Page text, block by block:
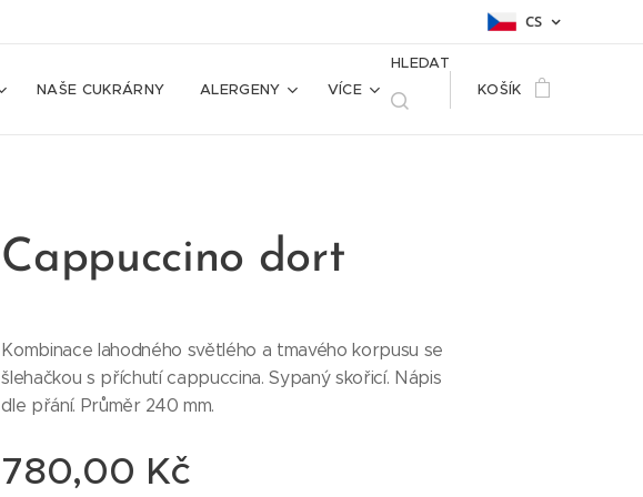
CS
NAŠE CUKRÁRNY ALERGENY VÍCE
HLEDAT
KOŠÍK
Cappuccino dort
Kombinace lahodného světlého a tmavého korpusu se
šlehačkou s příchutí cappuccina. Sypaný skořicí. Nápis
dle přání. Průměr 240 mm.
780,00 Kč